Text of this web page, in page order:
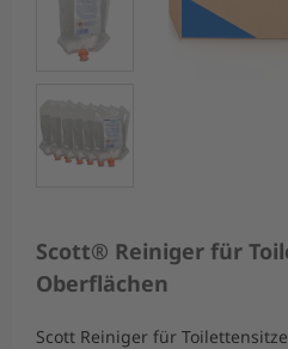
Scott® Reiniger für
Oberflächen
Scott Reiniger für